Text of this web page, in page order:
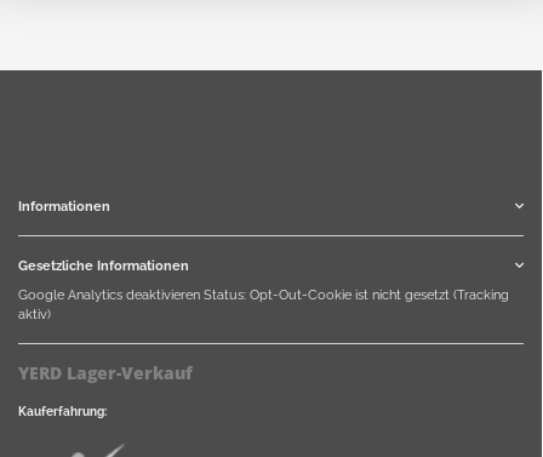
Informationen
Gesetzliche Informationen
Google Analytics deaktivieren Status: Opt-Out-Cookie ist nicht gesetzt (Tracking
aktiv)
YERD Lager-Verkauf
Kauferfahrung: